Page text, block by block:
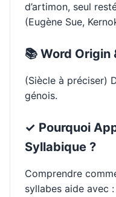
d’artimon, seul
(Eugène Sue,
📚 Word Origin
(Siècle à préciser)
génois.
✓ Pourquoi
Syllabique ?
Comprendre
syllabes aide avec :